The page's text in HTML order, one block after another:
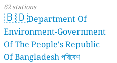
62 stations
🇧🇩Department Of
Environment-Government
Of The People's Republic
Of Bangladesh পরিবেশ